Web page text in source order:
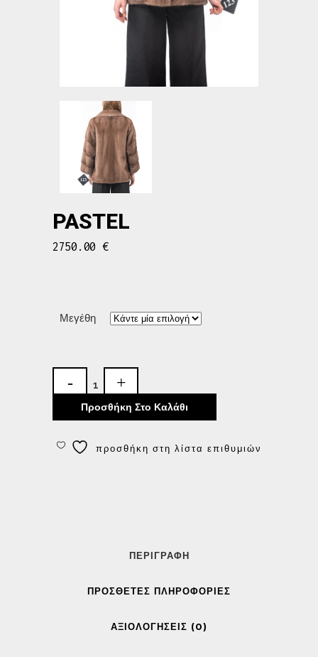
PASTEL
2750.00 €
Μεγέθη
Προσθήκη Στο Καλάθι
προσθήκη στη λίστα επιθυμιών
ΠΕΡΙΓΡΑΦΉ
ΠΡΌΣΘΕΤΕΣ ΠΛΗΡΟΦΟΡΊΕΣ
ΑΞΙΟΛΟΓΉΣΕΙΣ (0)